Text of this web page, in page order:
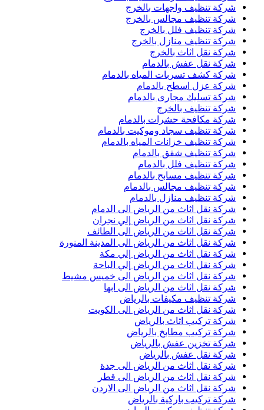
شركة تنظيف واجهات بالخرج
شركة تنظيف مجالس بالخرج
شركة تنظيف فلل بالخرج
شركة تنظيف منازل بالخرج
شركة نقل اثاث بالخرج
شركة نقل عفش بالدمام
شركة كشف تسربات المياه بالدمام
شركة عزل اسطح بالدمام
شركة تسليك مجارى بالدمام
شركة تنظيف بالخرج
شركة مكافحة حشرات بالدمام
شركة تنظيف سجاد وموكيت بالدمام
شركة تنظيف خزانات المياه بالدمام
شركة تنظيف شقق بالدمام
شركة تنظيف فلل بالدمام
شركة تنظيف مسابح بالدمام
شركة تنظيف مجالس بالدمام
شركة تنظيف منازل بالدمام
شركة نقل اثاث من الرياض الى الدمام
شركة نقل اثاث من الرياض إلي نجران
شركة نقل اثاث من الرياض الى الطائف
شركة نقل اثاث من الرياض الى المدينة المنورة
شركة نقل اثاث من الرياض إلي مكة
شركة نقل اثاث من الرياض إلي الباحة
شركة نقل اثاث من الرياض الى خميس مشيط
شركة نقل اثاث من الرياض الى ابها
شركة تنظيف مكيفات بالرياض
شركة نقل اثاث من الرياض الى الكويت
شركة تركيب اثاث بالرياض
شركة تركيب مطابخ بالرياض
شركة تخزين عفش بالرياض
شركة نقل عفش بالرياض
شركة نقل اثاث من الرياض الى جدة
شركة نقل اثاث من الرياض الى قطر
شركة نقل اثاث من الرياض الى الاردن
شركة تركيب باركية بالرياض